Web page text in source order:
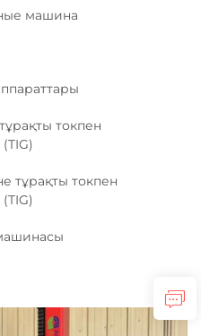
машина
токпен
тұрақты токпен